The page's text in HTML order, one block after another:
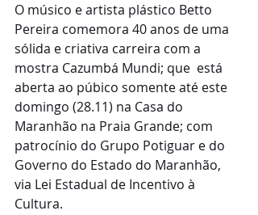
O músico e artista plástico Betto
Pereira comemora 40 anos de uma
sólida e criativa carreira com a
mostra Cazumbá Mundi; que  está
aberta ao púbico somente até este
domingo (28.11) na Casa do
Maranhão na Praia Grande; com
patrocínio do Grupo Potiguar e do
Governo do Estado do Maranhão,
via Lei Estadual de Incentivo à
Cultura.